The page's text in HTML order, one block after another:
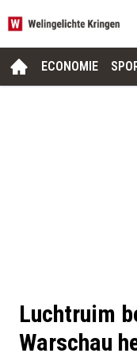
ECONOMIE
Luchtruim
Warschau